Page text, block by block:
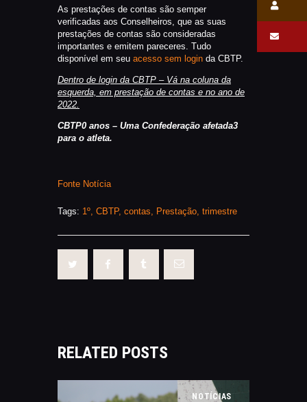
As prestações de contas são semper
verificadas aos Conselheiros, que as suas
prestações de contas são consideradas
importantes e emitem pareceres. Tudo
disponível em seu acesso sem login da CBTP.
Dentro de login da CBTP – Vá na coluna da
esquerda, em prestação de contas e no ano de
2022.
CBTP0 anos – Uma Confederação afetada3
para o atleta.
Fonte Notícia
Tags: 1º, CBTP, contas, Prestação, trimestre
RELATED POSTS
NOTÍCIAS